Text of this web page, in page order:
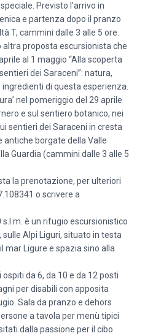
Previsto l’arrivo in
e partenza dopo il pranzo
T, cammini dalle 3 alle 5 ore.
altra proposta escursionista che
al 1 maggio “Alla scoperta
dei Saraceni”: natura,
di questa esperienza.
nel pomeriggio del 29 aprile
e sul sentiero botanico, nei
sentieri dei Saraceni in cresta
antiche borgate della Valle
Guardia (cammini dalle 3 alle 5
la prenotazione, per ulteriori
o scrivere a
s.l.m. è un rifugio escursionistico
sulle Alpi Liguri, situato in testa
mar Ligure e spazia sino alla
da 6, da 10 e da 12 posti
per disabili con apposita
Sala da pranzo e dehors
a tavola per menù tipici
dalla passione per il cibo